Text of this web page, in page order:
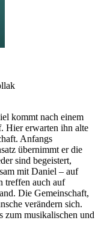
kommt nach einem
Hier erwarten ihn alte
Anfangs
übernimmt er die
sind begeistert,
mit Daniel – auf
treffen auch auf
Die Gemeinschaft,
verändern sich.
zum musikalischen und